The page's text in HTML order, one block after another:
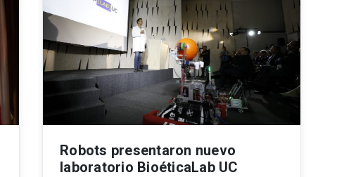
Robots presentaron nuevo
laboratorio BioéticaLab UC